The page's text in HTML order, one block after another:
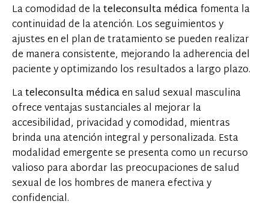
La comodidad de lateleconsulta médicafomenta la
continuidad de la atención. Los seguimientos y
ajustes en el plan de tratamiento se pueden realizar
de manera consistente, mejorando la adherencia del
paciente y optimizando los resultados a largo plazo.
Lateleconsulta médicaen salud sexual masculina
ofrece ventajas sustanciales al mejorar la
accesibilidad, privacidad y comodidad, mientras
brinda una atención integral y personalizada. Esta
modalidad emergente se presenta como un recurso
valioso para abordar las preocupaciones de salud
sexual de los hombres de manera efectiva y
confidencial.